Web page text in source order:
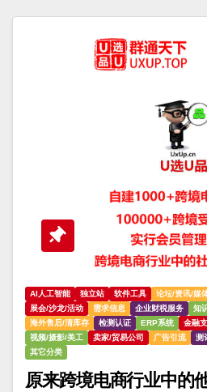
AI人工智能 独立站 软件工具 论坛/资讯/媒
展会/沙龙/活动
需求信息 企业财税服务 知
海外售后/清库存
检测认证 ERP系统 金融
视频/摄影/美工
卖家/贸易公司 广告引流 测
其它分类
原来跨境电商行业中的